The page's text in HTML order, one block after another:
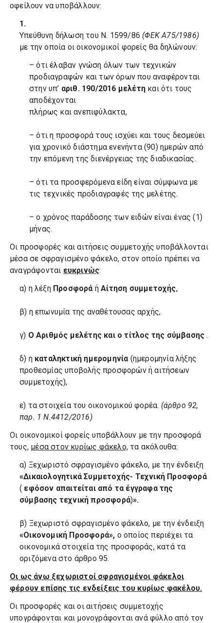
οφείλουν να υποβάλλουν:
1.
Υπεύθυνη δήλωση του Ν. 1599/86 (ΦΕΚ Α75/1986)
με την οποία οι οικονομικοί φορείς θα δηλώνουν:
– ότι έλαβαν γνώση όλων των τεχνικών
προδιαγραφών και των όρων που αναφέρονται
στην υπ’ αριθ. 190/2016 μελέτη και ότι τους
αποδέχονται
πλήρως και ανεπιφύλακτα,
– ότι η προσφορά τους ισχύει και τους δεσμεύει
για χρονικό διάστημα ενενήντα (90) ημερών από
την επόμενη της διενέργειας της διαδικασίας.
– ότι τα προσφερόμενα είδη είναι σύμφωνα με
τις τεχνικές προδιαγραφές της μελέτης.
– ο χρόνος παράδοσης των ειδών είναι ένας (1)
μήνας.
Οι προσφορές και αιτήσεις συμμετοχής υποβάλλονται
μέσα σε σφραγισμένο φάκελο, στον οποίο πρέπει να
αναγράφονται ευκρινώς:
α) η λέξη ΠροσφοράήΑίτηση συμμετοχής,
β) η επωνυμία της αναθέτουσας αρχής,
γ) Ο Αριθμός μελέτης και ο τίτλος της σύμβασης .
δ) η καταληκτική ημερομηνία(ημερομηνία λήξης
προθεσμίας υποβολής προσφορών ή αιτήσεων
συμμετοχής),
ε) τα στοιχεία του οικονομικού φορέα. (άρθρο 92,
παρ. 1 Ν.4412/2016)
Οι οικονομικοί φορείς υποβάλλουν με την προσφορά
τους, μέσα στον κυρίως φάκελο, τα ακόλουθα:
α) Ξεχωριστό σφραγισμένο φάκελο, με την ένδειξη
«Δικαιολογητικά Συμμετοχής- Τεχνική Προσφορά
( εφόσον απαιτείται από τα έγγραφα της
σύμβασης τεχνική προσφορά)».
β) Ξεχωριστό σφραγισμένο φάκελο, με την ένδειξη
«Οικονομική Προσφορά», ο οποίος περιέχει τα
οικονομικά στοιχεία της προσφοράς, κατά τα
οριζόμενα στο άρθρο 95.
Οι ως άνω ξεχωριστοί σφραγισμένοι φάκελοι
φέρουν επίσης τις ενδείξεις του κυρίως φακέλου.
Οι προσφορές και οι αιτήσεις συμμετοχής
υπογράφονται και μονογράφονται ανά φύλλο από τον